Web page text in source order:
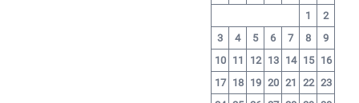
1
2
3
4 5 6 7 8
9
10
11 12 13 14 15
16
17
18 19 20 21 22 23